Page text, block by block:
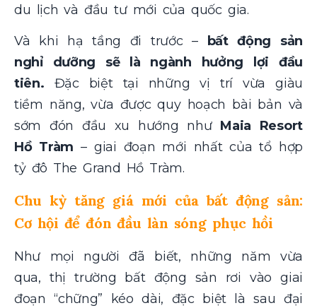
du lịch và đầu tư mới của quốc gia.
Và khi hạ tầng đi trước – bất động sản
nghỉ dưỡng sẽ là ngành hưởng lợi đầu
tiên. Đặc biệt tại những vị trí vừa giàu
tiềm năng, vừa được quy hoạch bài bản và
sớm đón đầu xu hướng như Maia Resort
Hồ Tràm – giai đoạn mới nhất của tổ hợp
tỷ đô The Grand Hồ Tràm.
Chu kỳ tăng giá mới của bất động sản:
Cơ hội để đón đầu làn sóng phục hồi
Như mọi người đã biết, những năm vừa
qua, thị trường bất động sản rơi vào giai
đoạn “chững” kéo dài, đặc biệt là sau đại